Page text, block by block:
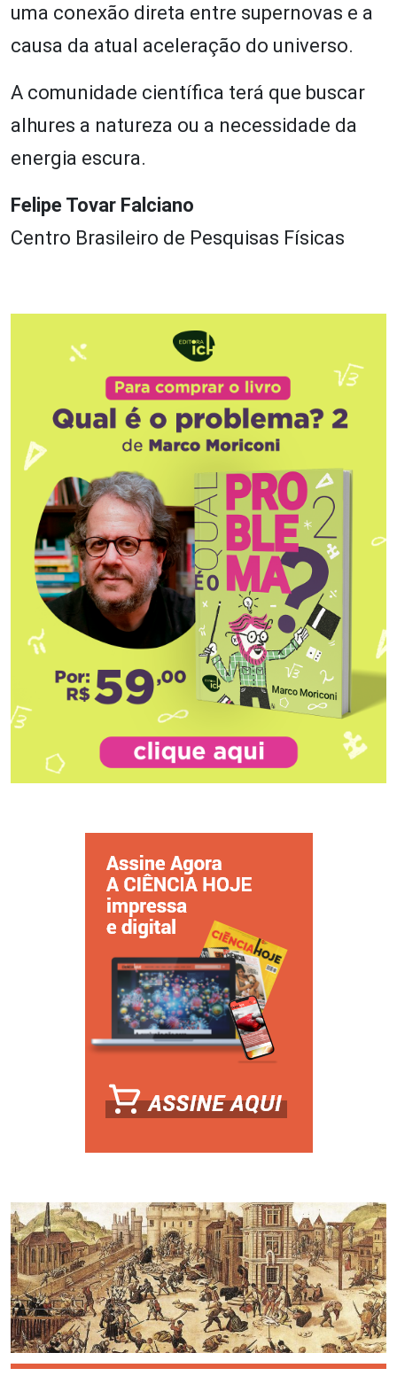
uma conexão direta entre supernovas e a
causa da atual aceleração do universo.
A comunidade científica terá que buscar
alhures a natureza ou a necessidade da
energia escura.
Felipe Tovar Falciano
Centro Brasileiro de Pesquisas Físicas